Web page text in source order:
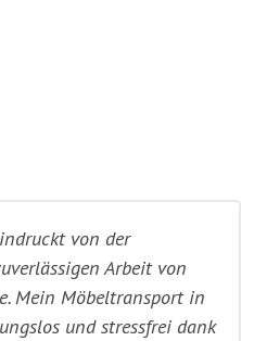
von der
Arbeit von
Mein Möbeltransport in
und stressfrei dank